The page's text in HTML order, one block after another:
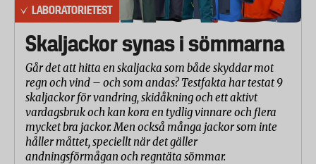
LABORATORIETEST
Skaljackor synas i sömmarna
Går det att hitta en skaljacka som både skyddar mot
regn och vind – och som andas? Testfakta har testat 9
skaljackor för vandring, skidåkning och ett aktivt
vardagsbruk och kan kora en tydlig vinnare och flera
mycket bra jackor. Men också många jackor som inte
håller måttet, speciellt när det gäller
andningsförmågan och regntäta sömmar.